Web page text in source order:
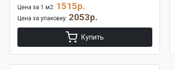
Цена за 1 м2: 1515р.
Цена за упаковку: 2053р.
Купить